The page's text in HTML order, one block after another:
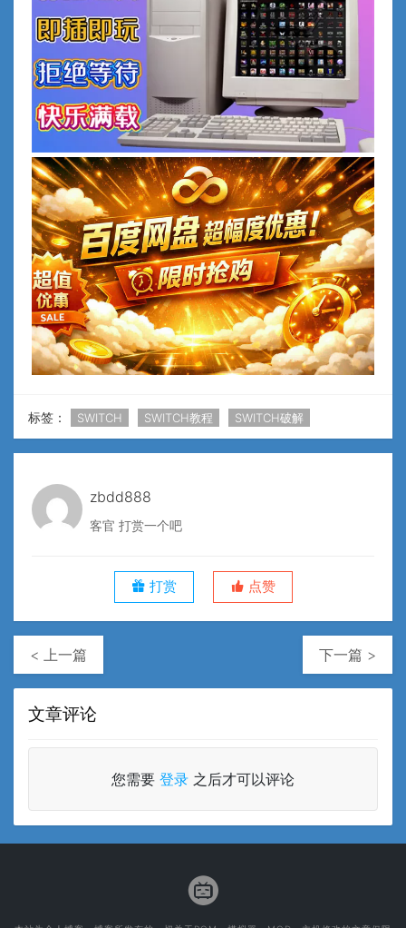
标签： SWITCH SWITCH教程 SWITCH破解
zbdd888
客官 打赏一个吧
打赏 点赞
< 上一篇 下一篇 >
文章评论
您需要 登录 之后才可以评论